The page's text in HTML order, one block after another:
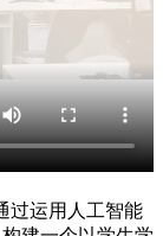
过运用人工智能